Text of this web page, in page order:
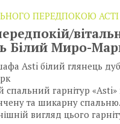
ПЕРЕДПОКОЮ
Білий Миро-
Asti білий глянець
спальний гарнітур
та шикарну
вигляд цього